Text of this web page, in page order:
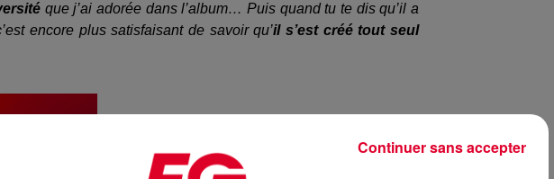
que j’ai adorée dans l’album… Puis quand tu te dis qu’il a
encore plus satisfaisant de savoir qu’il s’est créé tout seul
Continuer sans accepter